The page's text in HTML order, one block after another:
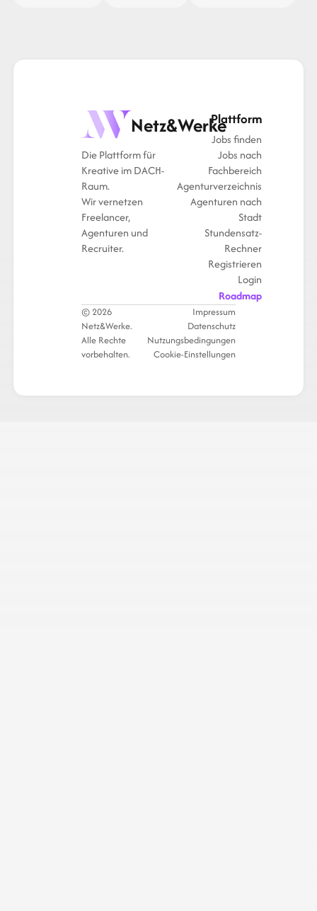
Netz&Werke
Die Plattform für
Kreative im DACH-
Raum.
Wir vernetzen
Freelancer,
Agenturen und
Recruiter.
Plattform
Jobs finden
Jobs nach
Fachbereich
Agenturverzeichnis
Agenturen nach
Stadt
Stundensatz-
Rechner
Registrieren
Login
Roadmap
© 2026
Netz&Werke.
Alle Rechte
vorbehalten.
Impressum
Datenschutz
Nutzungsbedingungen
Cookie-Einstellungen